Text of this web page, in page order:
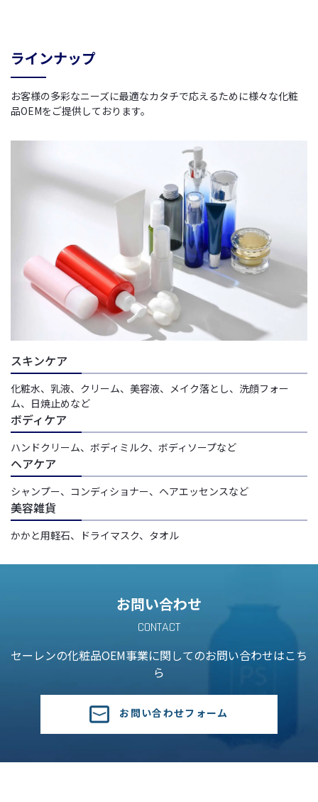
ラインナップ
お客様の多彩なニーズに最適なカタチで応えるために様々な化粧
品OEMをご提供しております。
スキンケア
化粧水、乳液、クリーム、美容液、メイク落とし、洗顔フォー
ム、日焼止めなど
ボディケア
ハンドクリーム、ボディミルク、ボディソープなど
ヘアケア
シャンプー、コンディショナー、ヘアエッセンスなど
美容雑貨
かかと用軽石、ドライマスク、タオル
お問い合わせ
CONTACT
セーレンの化粧品OEM事業に関してのお問い合わせはこち
ら
お問い合わせフォーム